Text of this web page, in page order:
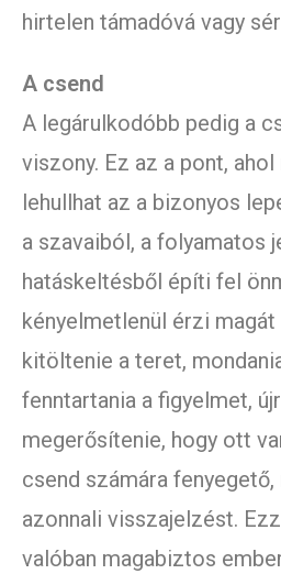
hirtelen támadóvá vagy
A csend
A legárulkodóbb pedig a
viszony. Ez az a pont, ahol
lehullhat az a bizonyos
a szavaiból, a folyamatos
hatáskeltésből építi fel
kényelmetlenül érzi
kitöltenie a teret,
fenntartania a figyelmet,
megerősítenie, hogy ott
csend számára
azonnali visszajelzést.
valóban magabiztos